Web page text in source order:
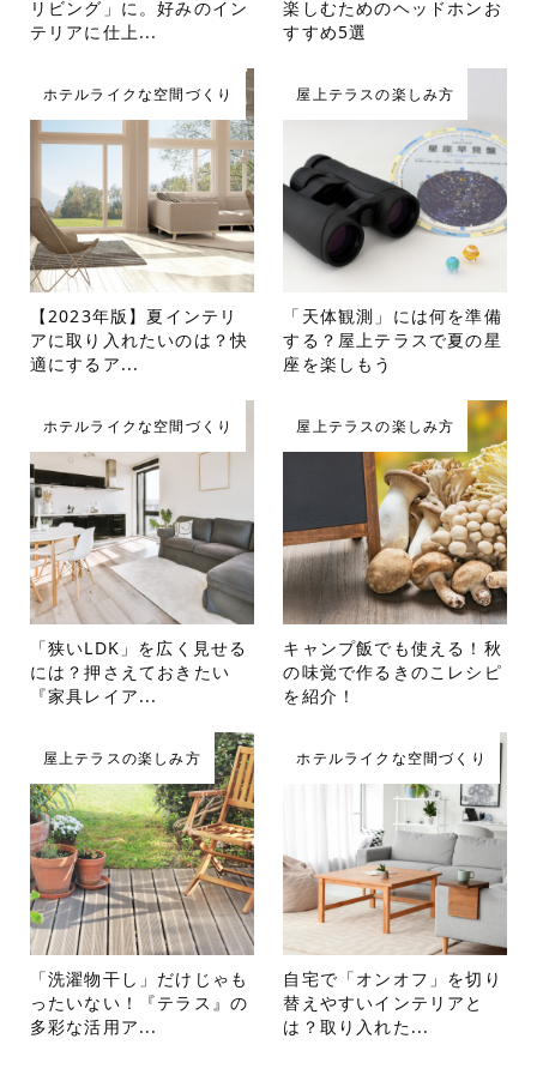
リビング」に。好みのイン
テリアに仕上...
楽しむためのヘッドホンお
すすめ5選
ホテルライクな空間づくり
【2023年版】夏インテリ
アに取り入れたいのは？快
適にするア...
屋上テラスの楽しみ方
「天体観測」には何を準備
する？屋上テラスで夏の星
座を楽しもう
ホテルライクな空間づくり
「狭いLDK」を広く見せる
には？押さえておきたい
『家具レイア...
屋上テラスの楽しみ方
キャンプ飯でも使える！秋
の味覚で作るきのこレシピ
を紹介！
屋上テラスの楽しみ方
「洗濯物干し」だけじゃも
ったいない！『テラス』の
多彩な活用ア...
ホテルライクな空間づくり
自宅で「オンオフ」を切り
替えやすいインテリアと
は？取り入れた...